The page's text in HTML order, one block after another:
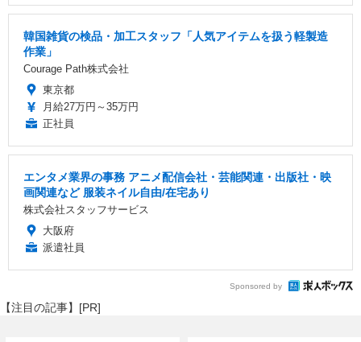
韓国雑貨の検品・加工スタッフ「人気アイテムを扱う軽製造
作業」
Courage Path株式会社
東京都
月給27万円～35万円
正社員
エンタメ業界の事務 アニメ配信会社・芸能関連・出版社・映
画関連など 服装ネイル自由/在宅あり
株式会社スタッフサービス
大阪府
派遣社員
Sponsored by
【注目の記事】[PR]